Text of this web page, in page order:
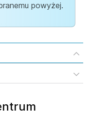
powyżej.